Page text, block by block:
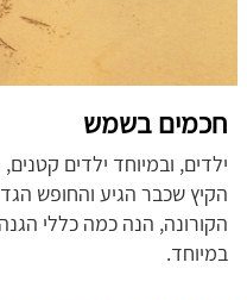
חכמים בשמש
ילדים, ובמיוחד ילדים
הקיץ שכבר הגיע והחופש
הקורונה, הנה כמה כללי
במיוחד.